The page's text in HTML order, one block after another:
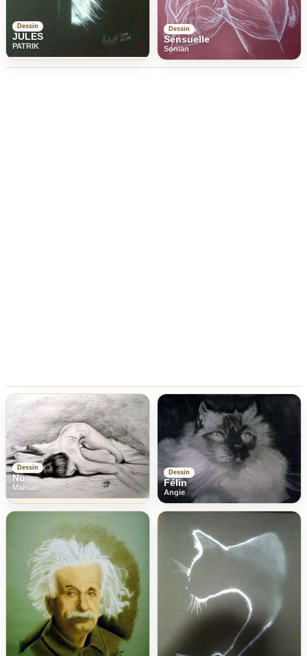
Dessin
JULES
PATRIK
Dessin
Sensuelle
Sonian
Dessin
Nu
Mahtab
Dessin
Félin
Angie